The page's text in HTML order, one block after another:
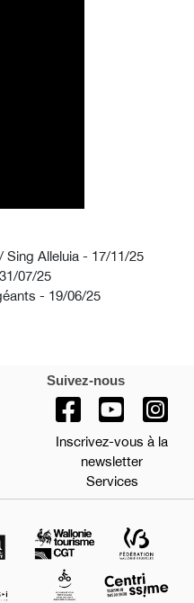
Alleluia - 17/11/25
07/25
- 19/06/25
Suivez-nous
Inscrivez-vous à la
newsletter
Services